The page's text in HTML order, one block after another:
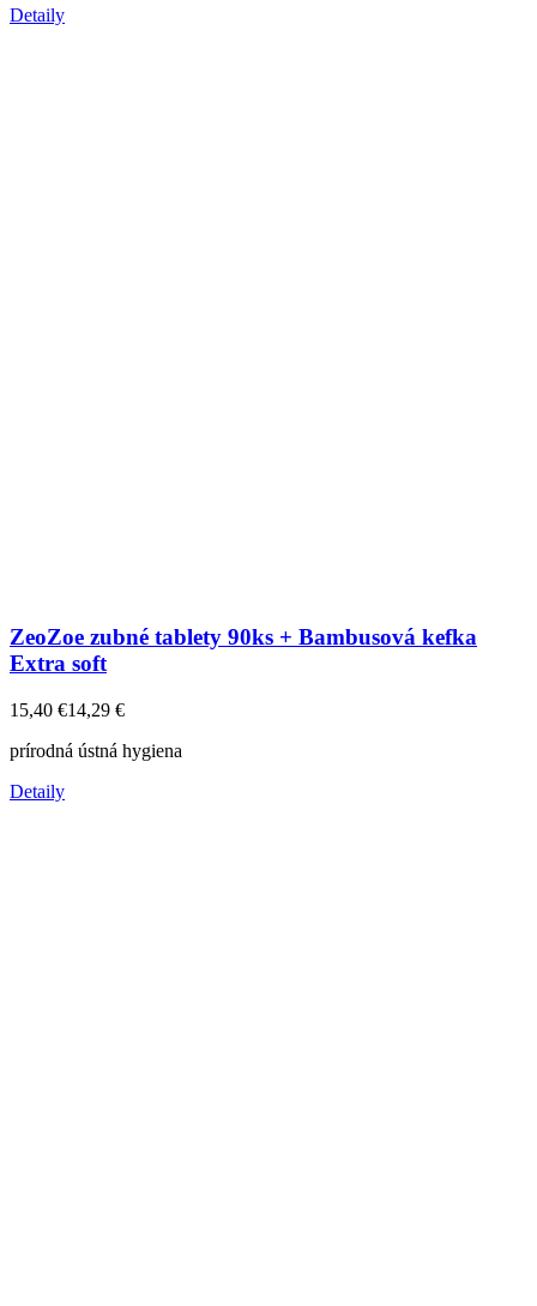
Detaily
ZeoZoe zubné tablety 90ks + Bambusová kefka
Extra soft
15,40 €14,29 €
prírodná ústná hygiena
Detaily